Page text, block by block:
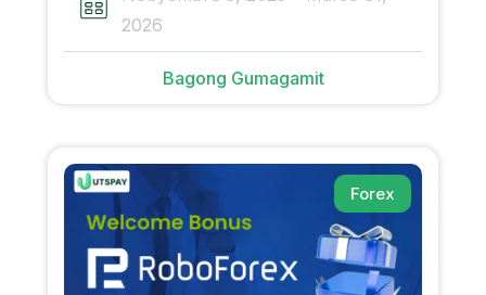
2026
Bagong Gumagamit
Forex